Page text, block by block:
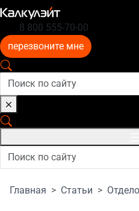
8 800 555-70-00
перезвоните мне
Главная Статьи